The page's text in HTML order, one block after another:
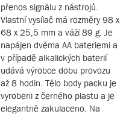
přenos signálu z nástrojů.
Vlastní vysílač má rozměry 98 x
68 x 25,5 mm a váží 89 g. Je
napájen dvěma AA bateriemi a
v případě alkalických baterií
udává výrobce dobu provozu
až 8 hodin. Tělo body packu je
vyrobeni z černého plastu a je
elegantně zakulaceno. Na